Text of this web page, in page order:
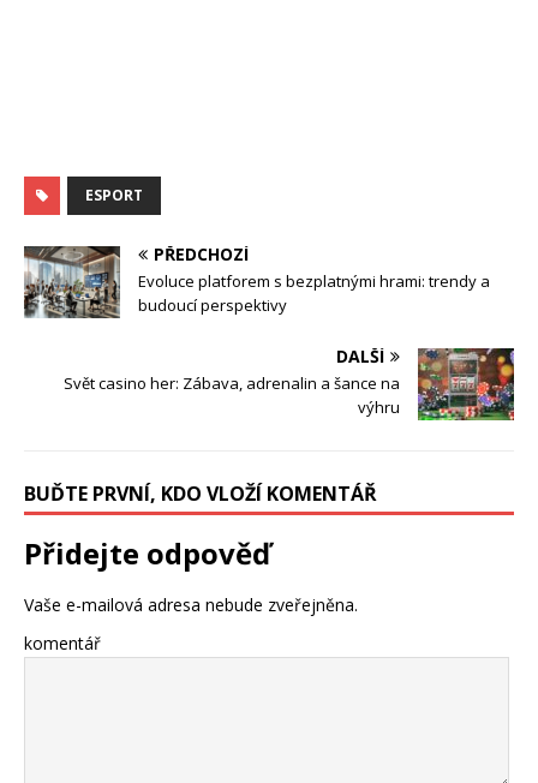
ESPORT
PŘEDCHOZÍ
Evoluce platforem s bezplatnými hrami: trendy a
budoucí perspektivy
DALŠÍ
Svět casino her: Zábava, adrenalin a šance na
výhru
BUĎTE PRVNÍ, KDO VLOŽÍ KOMENTÁŘ
Přidejte odpověď
Vaše e-mailová adresa nebude zveřejněna.
komentář